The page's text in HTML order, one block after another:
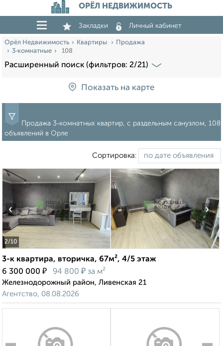
ОРЁЛ НЕДВИЖИМОСТЬ
Закладки Личный кабинет
Орёл Недвижимость Квартиры
Продажа
3‑комнатные
108
Расширенный поиск (фильтров: 2/21)
Показать на карте
Продажа 3‑комнатных квартир, с раздельным санузлом, 108
объявлений в Орле
Сортировка:
2/10
‹ ›
3-к квартира, вторичка, 67м², 4/5 этаж
6 300 000 ₽ 94 800 ₽ за м²
Железнодорожный район, Ливенская 21
Агентство, 08.08.2026